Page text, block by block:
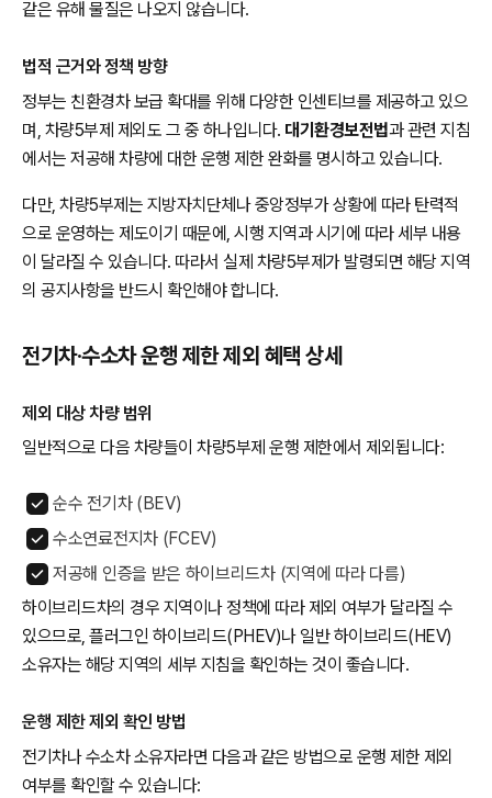
같은 유해 물질은 나오지 않습니다.
법적 근거와 정책 방향
정부는 친환경차 보급 확대를 위해 다양한 인센티브를 제공하고 있으
며, 차량5부제 제외도 그 중 하나입니다. 대기환경보전법과 관련 지침
에서는 저공해 차량에 대한 운행 제한 완화를 명시하고 있습니다.
다만, 차량5부제는 지방자치단체나 중앙정부가 상황에 따라 탄력적
으로 운영하는 제도이기 때문에, 시행 지역과 시기에 따라 세부 내용
이 달라질 수 있습니다. 따라서 실제 차량5부제가 발령되면 해당 지역
의 공지사항을 반드시 확인해야 합니다.
전기차·수소차 운행 제한 제외 혜택 상세
제외 대상 차량 범위
일반적으로 다음 차량들이 차량5부제 운행 제한에서 제외됩니다:
순수 전기차 (BEV)
수소연료전지차 (FCEV)
저공해 인증을 받은 하이브리드차 (지역에 따라 다름)
하이브리드차의 경우 지역이나 정책에 따라 제외 여부가 달라질 수
있으므로, 플러그인 하이브리드(PHEV)나 일반 하이브리드(HEV)
소유자는 해당 지역의 세부 지침을 확인하는 것이 좋습니다.
운행 제한 제외 확인 방법
전기차나 수소차 소유자라면 다음과 같은 방법으로 운행 제한 제외
여부를 확인할 수 있습니다: